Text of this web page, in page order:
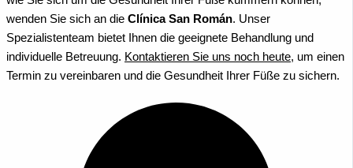
wenden Sie sich an die Clínica San Román. Unser
Spezialistenteam bietet Ihnen die geeignete Behandlung und
individuelle Betreuung. Kontaktieren Sie uns noch heute, um einen
Termin zu vereinbaren und die Gesundheit Ihrer Füße zu sichern.